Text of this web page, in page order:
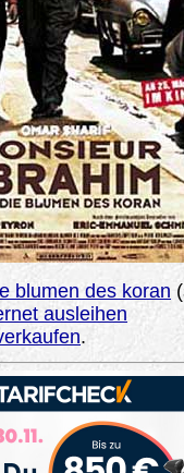
blumen des koran
ausleihen
.